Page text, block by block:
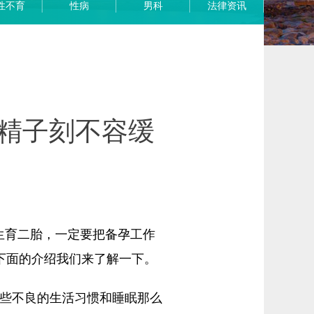
不育 性病 男科 法律资讯
子刻不容缓
二胎，一定要把备孕工作
的介绍我们来了解一下。
不良的生活习惯和睡眠那么